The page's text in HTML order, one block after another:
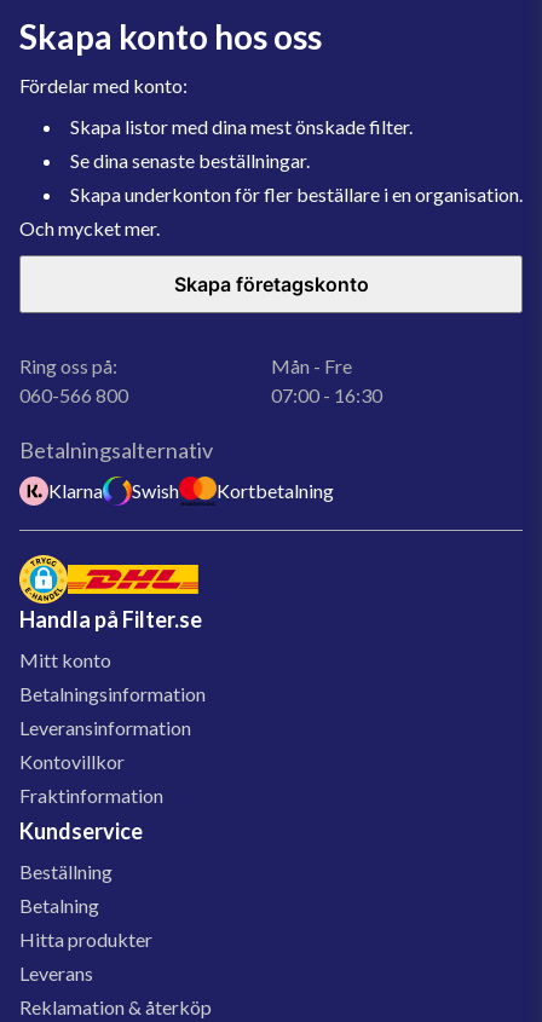
Skapa konto hos oss
Fördelar med konto:
Skapa listor med dina mest önskade filter.
Se dina senaste beställningar.
Skapa underkonton för fler beställare i en organisation.
Och mycket mer.
Skapa företagskonto
Ring oss på:
060-566 800
Mån - Fre
07:00 - 16:30
Betalningsalternativ
Klarna Swish Kortbetalning
Handla på Filter.se
Mitt konto
Betalningsinformation
Leveransinformation
Kontovillkor
Fraktinformation
Kundservice
Beställning
Betalning
Hitta produkter
Leverans
Reklamation & återköp